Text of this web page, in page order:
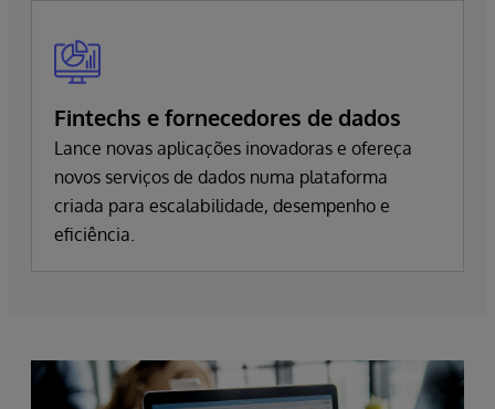
Fintechs e fornecedores de dados
Lance novas aplicações inovadoras e ofereça
novos serviços de dados numa plataforma
criada para escalabilidade, desempenho e
eficiência.